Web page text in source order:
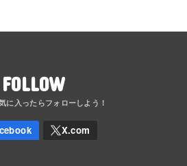
FOLLOW